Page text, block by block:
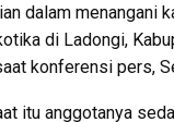
dalam menangani
di Ladongi,
konferensi pers,
itu anggotanya